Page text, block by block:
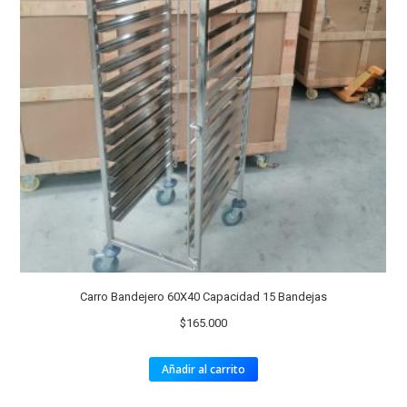
Carro Bandejero 60X40 Capacidad 15 Bandejas
$165.000
Añadir al carrito